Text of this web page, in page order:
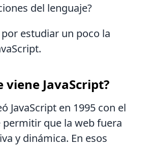
del lenguaje?
estudiar un poco la
viene JavaScript?
JavaScript en 1995 con el
que la web fuera
y dinámica. En esos